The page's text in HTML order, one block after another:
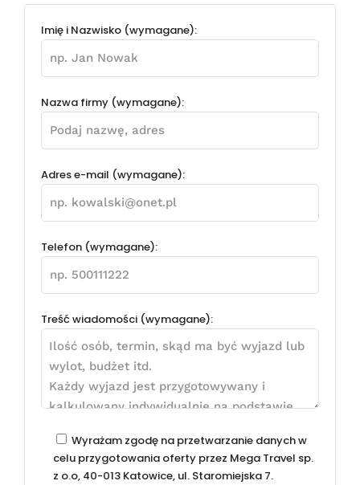
Imię i Nazwisko (wymagane):
Nazwa firmy (wymagane):
Adres e-mail (wymagane):
Telefon (wymagane):
Treść wiadomości (wymagane):
Wyrażam zgodę na przetwarzanie danych w
celu przygotowania oferty przez Mega Travel sp.
z o.o, 40-013 Katowice, ul. Staromiejska 7.